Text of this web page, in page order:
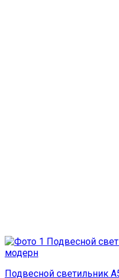
Подвесной светильник